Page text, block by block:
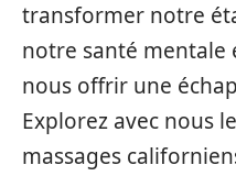
transformer notre
notre santé mentale
nous offrir une
Explorez avec nous
massages